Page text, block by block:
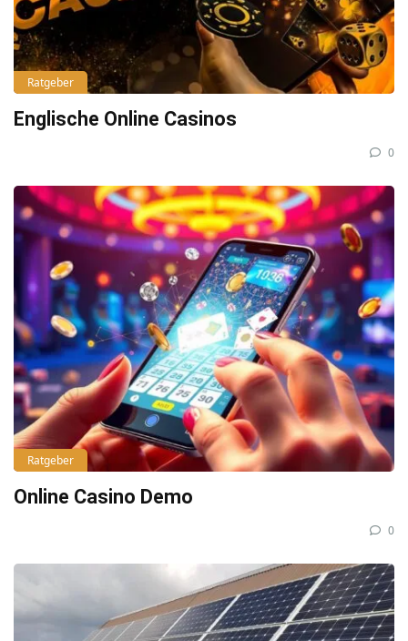
Ratgeber
Englische Online Casinos
0
Ratgeber
Online Casino Demo
0